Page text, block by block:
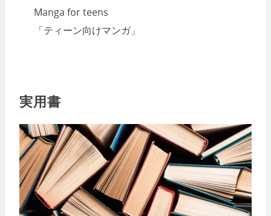
Manga for teens
「ティーン向けマンガ」
実用書